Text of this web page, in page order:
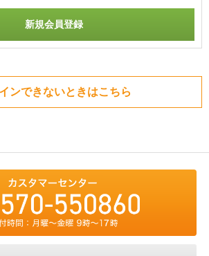
ンできないときはこちら